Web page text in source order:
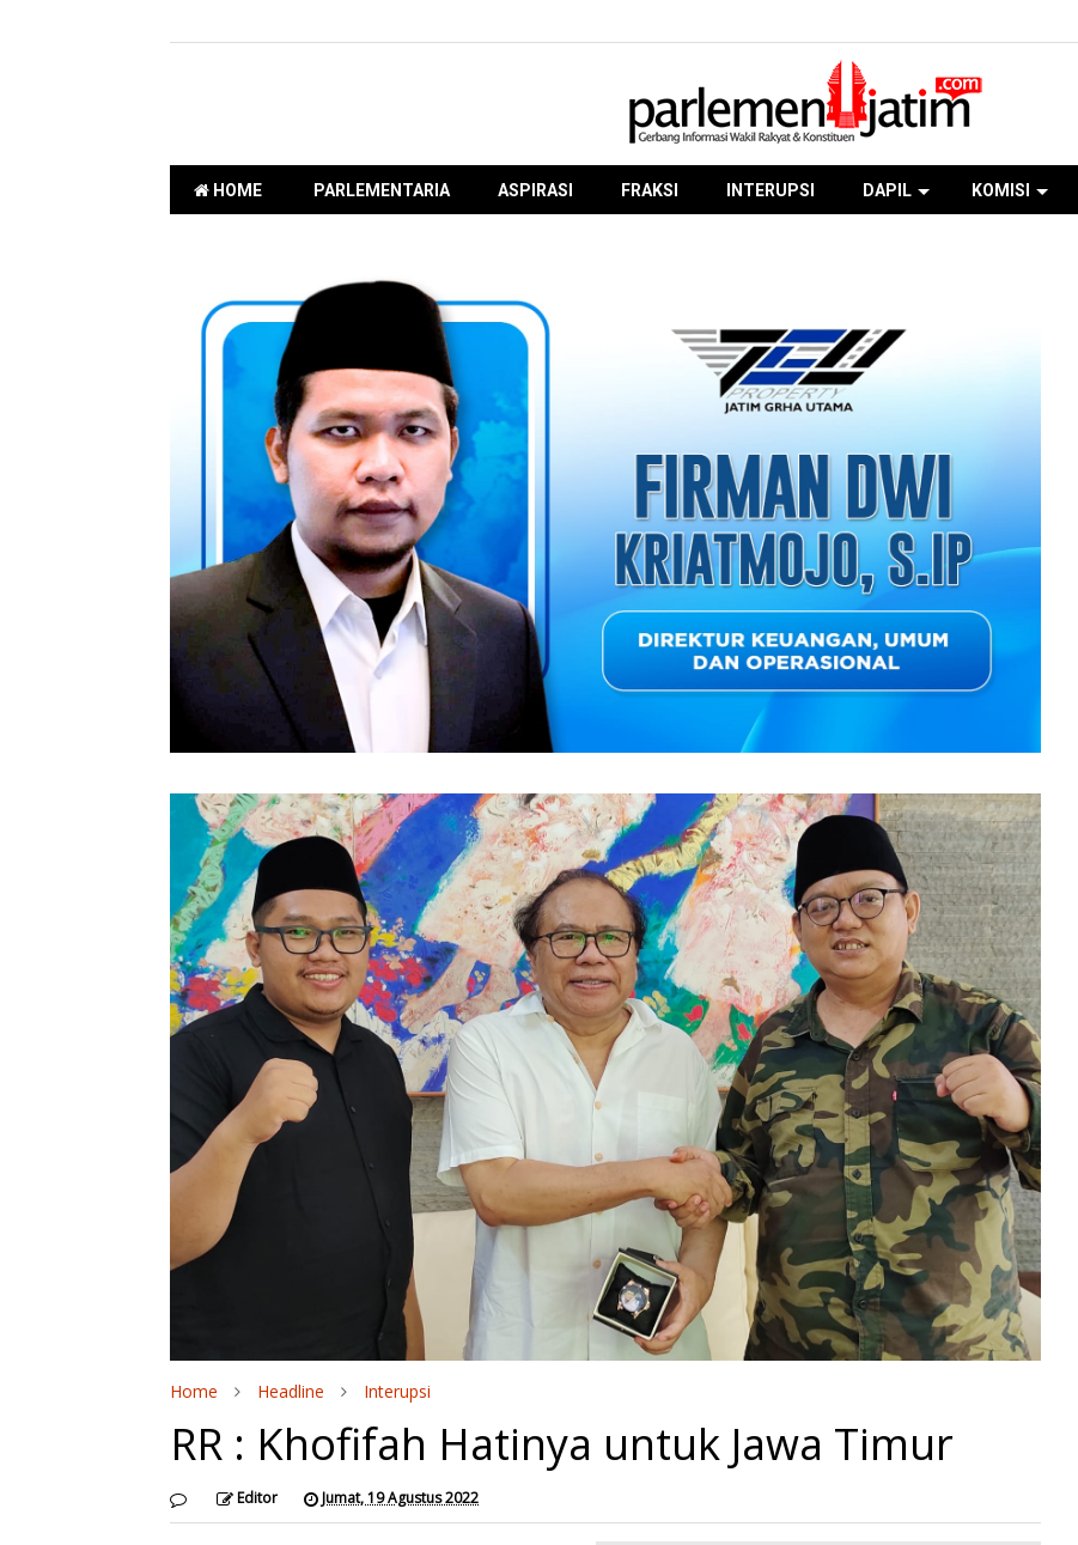
HOME PARLEMENTARIA ASPIRASI FRAKSI INTERUPSI DAPIL KOMISI
Home Headline Interupsi
RR : Khofifah Hatinya untuk Jawa Timur
Editor Jumat, 19 Agustus 2022